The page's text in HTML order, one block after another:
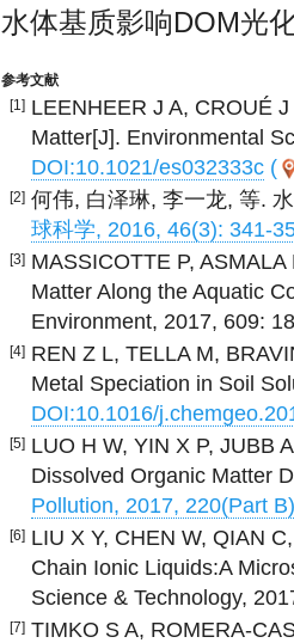
水体基质影响DOM光
参考文献
[1] LEENHEER J A, CROUÉ
Matter[J]. Environmental
DOI:10.1021/es032333c (
[2] 何伟, 白泽琳, 李一龙, 等.
球科学, 2016, 46(3): 341-
[3] MASSICOTTE P,
Matter Along the Aquatic
Environment, 2017, 609:
[4] REN Z L, TELLA M,
Metal Speciation in Soil
DOI:10.1016/
[5] LUO H W, YIN X P, JUBB
Dissolved Organic Matter
Pollution, 2017, 220(Part
[6] LIU X Y, CHEN W, QIAN
Chain Ionic Liquids:A
Science & Technology,
[7] TIMKO S A, ROMERA-